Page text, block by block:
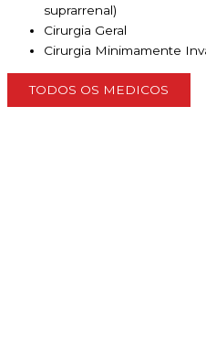
suprarrenal)
Cirurgia Geral
Cirurgia Minimamente
TODOS OS MEDICOS